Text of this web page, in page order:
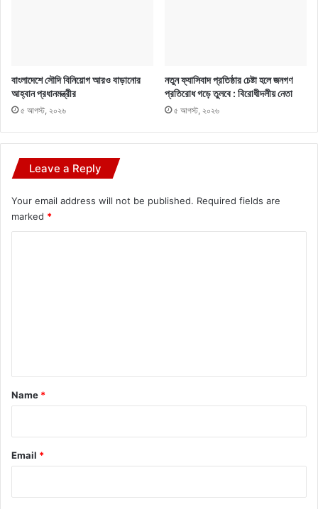
বাংলাদেশে সৌদি বিনিয়োগ আরও বাড়ানোর
আহ্বান প্রধানমন্ত্রীর
৫ আগস্ট, ২০২৬
নতুন ফ্যাসিবাদ প্রতিষ্ঠার চেষ্টা হলে জনগণ
প্রতিরোধ গড়ে তুলবে : বিরোধীদলীয় নেতা
৫ আগস্ট, ২০২৬
Leave a Reply
Your email address will not be published. Required fields are
marked *
*
Name *
Email *